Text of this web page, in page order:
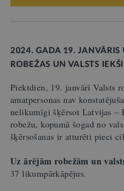
2024. GADA 19. JANVĀRIS
ROBEŽAS UN VALSTS
Piektdien, 19. janvārī Valsts
amatpersonas nav
nelikumīgi šķērsot Latvijas –
robežu, kopumā šogad no
šķērsošanas ir atturēti pieci
Uz ārējām robežām un
37 likumpārkāpējus.